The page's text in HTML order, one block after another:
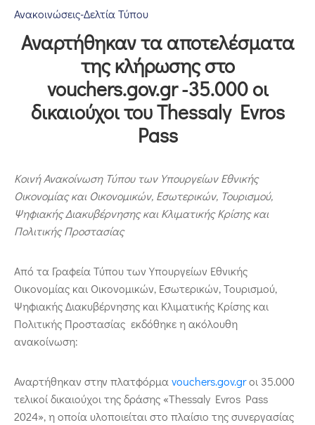
Επικοινωνία
Ανακοινώσεις-Δελτία Τύπου
Αναρτήθηκαν τα αποτελέσματα
της κλήρωσης στο
vouchers.gov.gr -35.000 οι
δικαιούχοι του Thessaly Evros
Pass
Κοινή Ανακοίνωση Τύπου των Υπουργείων Εθνικής
Οικονομίας και Οικονομικών, Εσωτερικών, Τουρισμού,
Ψηφιακής Διακυβέρνησης και Κλιματικής Κρίσης και
Πολιτικής Προστασίας
Από τα Γραφεία Τύπου των Υπουργείων Εθνικής
Οικονομίας και Οικονομικών, Εσωτερικών, Τουρισμού,
Ψηφιακής Διακυβέρνησης και Κλιματικής Κρίσης και
Πολιτικής Προστασίας εκδόθηκε η ακόλουθη
ανακοίνωση:
Αναρτήθηκαν στην πλατφόρμα vouchers.gov.grοι 35.000
τελικοί δικαιούχοι της δράσης «Thessaly Evros Pass
2024», η οποία υλοποιείται στο πλαίσιο της συνεργασίας